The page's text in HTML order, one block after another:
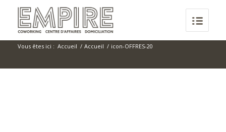
Vous êtes ici : Accueil / Accueil / icon-OFFRES-20